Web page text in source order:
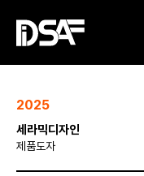
2025
세라믹디자인
제품도자